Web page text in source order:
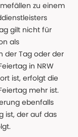
zu einem
gilt nicht für
als
der Tag oder der
in NRW
ist, erfolgt die
mehr ist.
ebenfalls
ist, der auf das